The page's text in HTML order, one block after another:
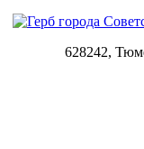
628242,